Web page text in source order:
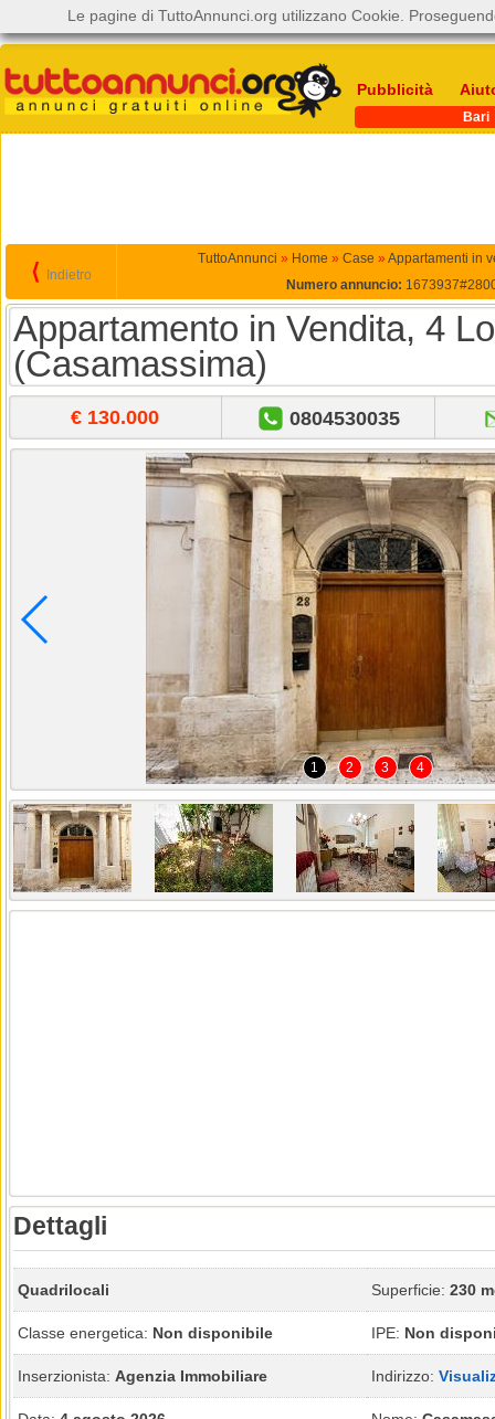
Pubblicità
Bari
⟨ Indietro
TuttoAnnunci » Home » Case » Appartamenti in
Numero annuncio:
Appartamento in Vendita, 4
(Casamassima)
€ 130.000 0804530035
1 2 3 4
Dettagli
Quadrilocali Superficie: 230
Classe energetica: Non disponibile IPE: Non
Inserzionista: Agenzia Immobiliare Indirizzo:
Le pagine di TuttoAnnunci.org utilizzano Cookie.